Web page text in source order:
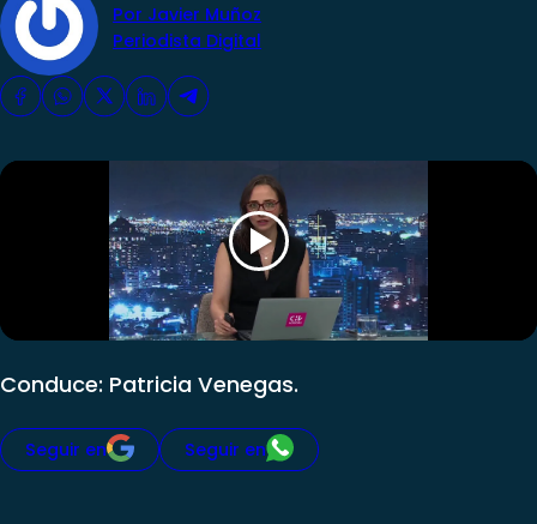
Por Javier Muñoz
Periodista Digital
Conduce: Patricia Venegas.
Seguir en Seguir en
Club De La Comedia
Contigo en Directo
Plan Perfecto
El Tiempo
Sabingo